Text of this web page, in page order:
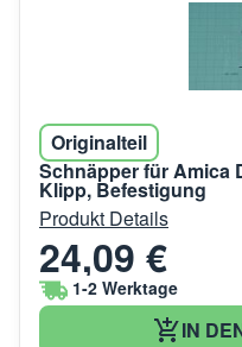
Originalteil
Schnäpper für Amica
Klipp, Befestigung
Produkt Details
24,09 €
1-2 Werktage
IN